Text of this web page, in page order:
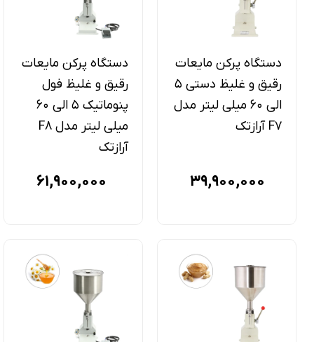
دستگاه پرکن مایعات
رقیق و غلیظ دستی 5
الی 60 میلی لیتر مدل
F7 آرازتک
39,900,000
دستگاه پرکن مایعات
رقیق و غلیظ فول
پنوماتیک 5 الی 60
میلی لیتر مدل F8
آرازتک
61,900,000